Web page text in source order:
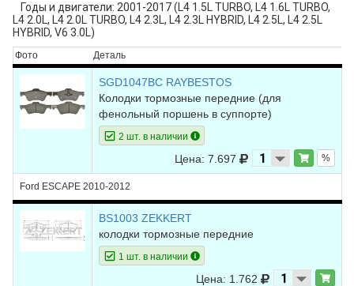
Годы и двигатели: 2001-2017 (L4 1.5L TURBO, L4 1.6L TURBO,
L4 2.0L, L4 2.0L TURBO, L4 2.3L, L4 2.3L HYBRID, L4 2.5L, L4 2.5L
HYBRID, V6 3.0L)
Фото Деталь
SGD1047BC RAYBESTOS
Колодки тормозные передние (для
фенольный поршень в суппорте)
2 шт. в наличии
Цена: 7.697 %
Ford ESCAPE 2010-2012
BS1003 ZEKKERT
колодки тормозные передние
1 шт. в наличии
Цена: 1.762